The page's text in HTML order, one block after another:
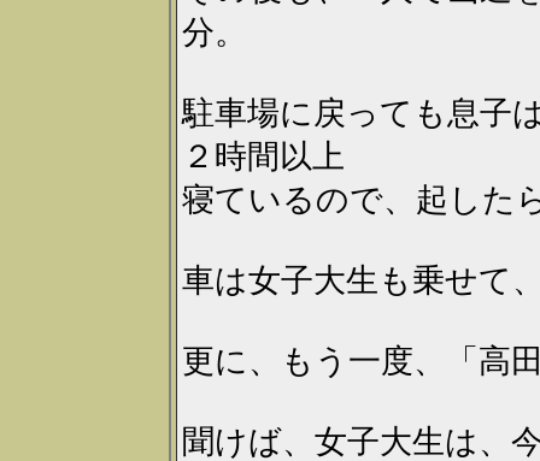
分。
駐車場に戻っても息子
２時間以上
寝ているので、起した
車は女子大生も乗せて
更に、もう一度、「高
聞けば、女子大生は、